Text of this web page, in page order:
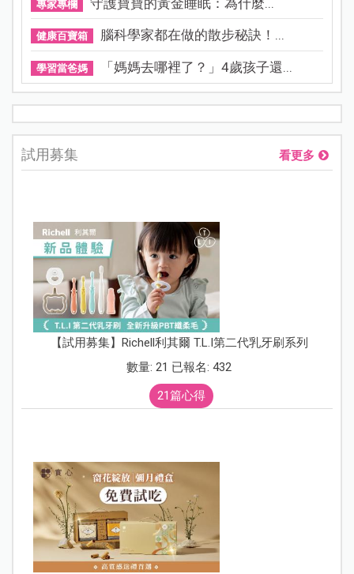
專家專欄
健康百寶箱 腦科學家都在做的散步秘訣！...
學習當爸媽 「媽媽去哪裡了？」4歲孩子還...
試用募集 看更多
【試用募集】Richell利其爾 T.L.I第二代乳牙刷系列
數量: 21 已報名: 432
21篇心得